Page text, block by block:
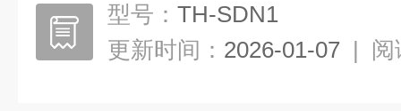
型号： TH-SDN1
更新时间： 2026-01-07 | 阅